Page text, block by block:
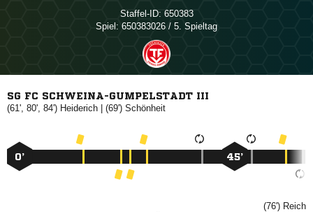
Staffel-ID: 650383
Spiel: 650383026 / 5. Spieltag
SG FC SCHWEINA-GUMPELSTADT III
(61', 80', 84')  | (69') 
0’ 45’
(76') 